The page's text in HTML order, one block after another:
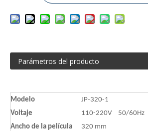
Parámetros del producto
Modelo
JP-320-1
Voltaje
110-220V 50/60Hz
Ancho de la película
320 mm